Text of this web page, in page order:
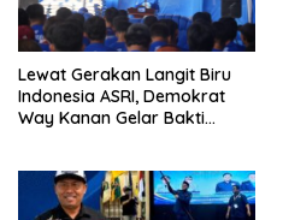
Lewat Gerakan Langit Biru
Indonesia ASRI, Demokrat
Way Kanan Gelar Bakti